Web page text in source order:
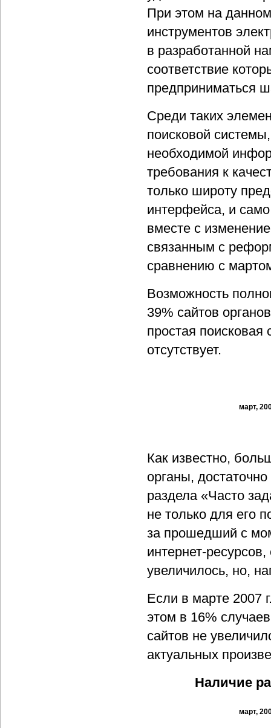
При этом на
инструментов
в разработанной
соответствие
предприниматься
Среди таких
поисковой
необходимой
требования к
только широту
интерфейса, и
вместе с
связанным с
сравнению с
Возможность
39% сайтов
простая
отсутствует.
март,
Как известно,
органы,
раздела «Часто
не только для его
за прошедший с
интернет-
увеличилось, но,
Если в марте 2007
этом в 16%
сайтов не
актуальных
Наличие
март,